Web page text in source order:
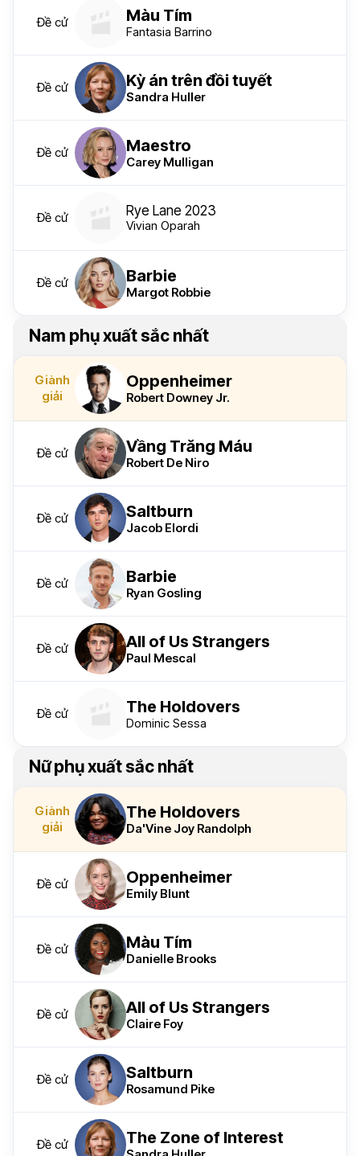
Đề cử Màu Tím
Fantasia Barrino
Đề cử Kỳ án trên đồi tuyết
Sandra Huller
Đề cử Maestro
Carey Mulligan
Đề cử Rye Lane 2023
Vivian Oparah
Đề cử Barbie
Margot Robbie
Nam phụ xuất sắc nhất
Giành
giải
Oppenheimer
Robert Downey Jr.
Đề cử Vầng Trăng Máu
Robert De Niro
Đề cử Saltburn
Jacob Elordi
Đề cử Barbie
Ryan Gosling
Đề cử All of Us Strangers
Paul Mescal
Đề cử The Holdovers
Dominic Sessa
Nữ phụ xuất sắc nhất
Giành
giải
The Holdovers
Da'Vine Joy Randolph
Đề cử Oppenheimer
Emily Blunt
Đề cử Màu Tím
Danielle Brooks
Đề cử All of Us Strangers
Claire Foy
Đề cử Saltburn
Rosamund Pike
Đề cử The Zone of Interest